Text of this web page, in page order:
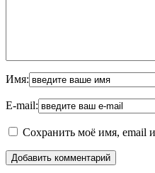
Имя:
E-mail:
Сохранить моё имя, email